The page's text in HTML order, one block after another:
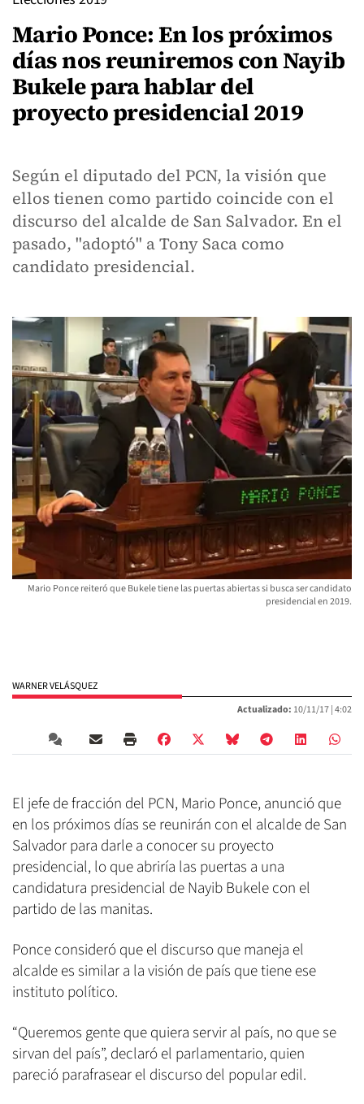
Mario Ponce: En los próximos
días nos reuniremos con Nayib
Bukele para hablar del
proyecto presidencial 2019
Según el diputado del PCN, la visión que
ellos tienen como partido coincide con el
discurso del alcalde de San Salvador. En el
pasado, "adoptó" a Tony Saca como
candidato presidencial.
Mario Ponce reiteró que Bukele tiene las puertas abiertas si busca ser candidato
presidencial en 2019.
WARNER VELÁSQUEZ
Actualizado: 10/11/17 |4:02
El jefe de fracción del PCN, Mario Ponce, anunció que
en los próximos días se reunirán con el alcalde de San
Salvador para darle a conocer su proyecto
presidencial, lo que abriría las puertas a una
candidatura presidencial de Nayib Bukele con el
partido de las manitas.
Ponce consideró que el discurso que maneja el
alcalde es similar a la visión de país que tiene ese
instituto político.
“Queremos gente que quiera servir al país, no que se
sirvan del país”, declaró el parlamentario, quien
pareció parafrasear el discurso del popular edil.